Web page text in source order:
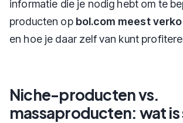
informatie die je nodig hebt om te
producten op bol.com meest
en hoe je daar zelf van kunt
Niche-producten vs.
massaproducten: wat